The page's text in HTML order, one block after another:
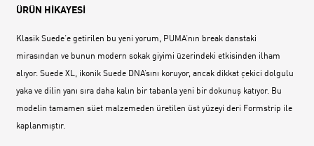
ÜRÜN HİKAYESİ
Klasik Suede‘e getirilen bu yeni yorum, PUMA‘nın break danstaki
mirasından ve bunun modern sokak giyimi üzerindeki etkisinden ilham
alıyor. Suede XL, ikonik Suede DNA‘sını koruyor, ancak dikkat çekici dolgulu
yaka ve dilin yanı sıra daha kalın bir tabanla yeni bir dokunuş katıyor. Bu
modelin tamamen süet malzemeden üretilen üst yüzeyi deri Formstrip ile
kaplanmıştır.